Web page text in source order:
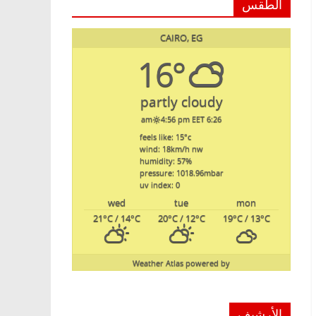
الطقس
CAIRO, EG
16°
partly cloudy
6:26 am
4:56 pm EET
feels like: 15°c
wind: 18km/h nw
humidity: 57%
pressure: 1018.96mbar
uv index: 0
mon
tue
wed
19°C/ 13°C
20°C/ 12°C
21°C/ 14°C
powered by
Weather Atlas